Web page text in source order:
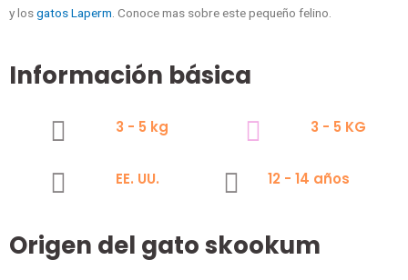
y losgatos Laperm . Conoce mas sobre este pequeño felino.
Información básica
3 - 5 kg 3 - 5 KG
EE. UU. 12 - 14 años
Origen del gato skookum